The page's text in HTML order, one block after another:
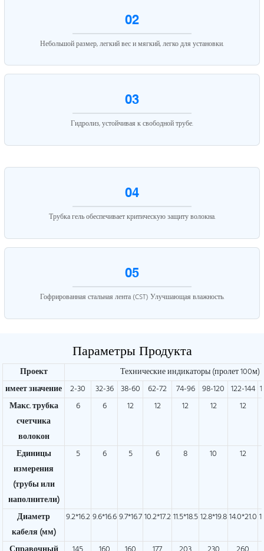
02
Небольшой размер, легкий вес и мягкий, легко для установки.
03
Гидролиз, устойчивая к свободной трубе.
04
Трубка гель обеспечивает критическую защиту волокна.
05
Гофрированная стальная лента (CST) Улучшающая влажность.
Параметры Продукта
Проект
Технические индикаторы (пролет 100м)
имеет значение
2-30 32-36 38-60 62-72 74-96 98-120 122-144
Макс. трубка
счетчика
волокон
6 6 12 12 12 12 12
Единицы
измерения
(трубы или
наполнители)
5 6 5 6 8 10 12
Диаметр
кабеля (мм)
9.2*16.29.6*16.69.7*16.710.2*17.211.5*18.512.8*19.814.0*21.0